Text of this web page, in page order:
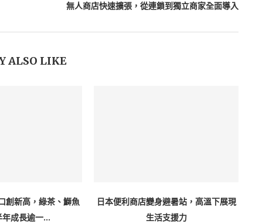
無人商店快速擴張，從連鎖到獨立商家全面導入
ALSO LIKE
創新高，綠茶、鰤魚
成長逾一...
日本便利商店變身避暑站，高溫下展現
生活支援力